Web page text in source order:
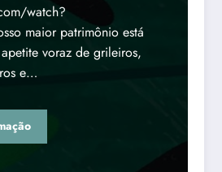
watch?
maior patrimônio está
voraz de grileiros,
e…